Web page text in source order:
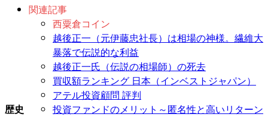
関連記事
西粟倉コイン
越後正一（元伊藤忠社長）は相場の神様。繊維大
暴落で伝説的な利益
越後正一氏（伝説の相場師）の死去
買収額ランキング 日本（インベストジャパン）
アテル投資顧問 評判
投資ファンドのメリット～匿名性と高いリターン
歴史